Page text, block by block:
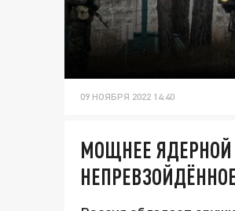
09 НОЯБРЯ 2022 14:40
МОЩНЕЕ ЯДЕРНОЙ